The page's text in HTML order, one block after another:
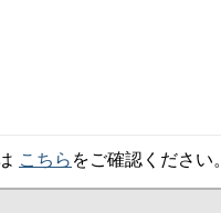
こちら をご確認ください。